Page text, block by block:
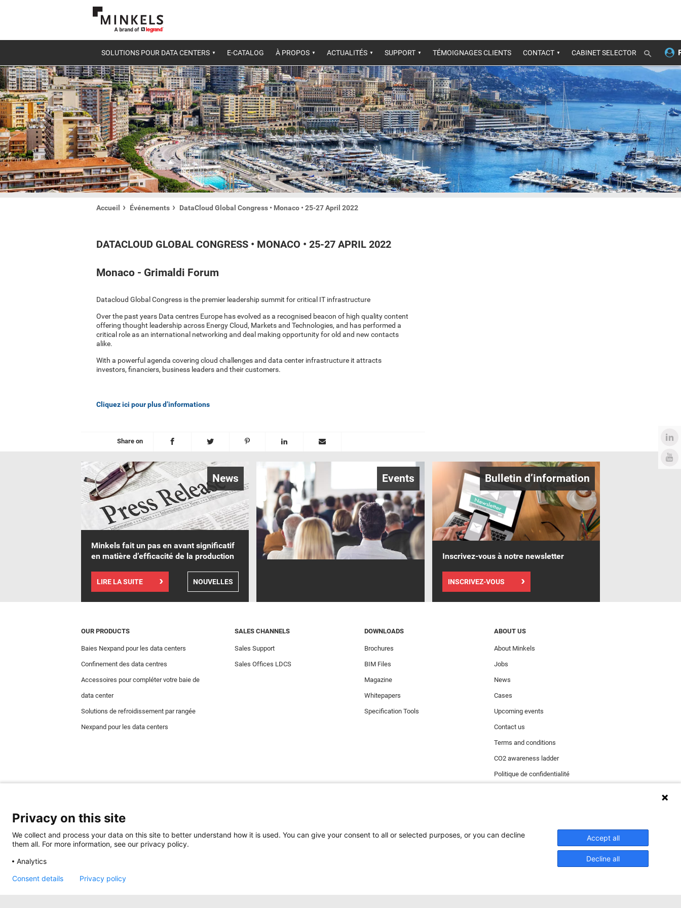
SOLUTIONS POUR DATA CENTERS E-CATALOG À PROPOS ACTUALITÉS SUPPORT TÉMOIGNAGES CLIENTS CONTACT CABINET SELECTOR
Accueil Événements DataCloud Global Congress • Monaco • 25-27 April 2022
DATACLOUD GLOBAL CONGRESS • MONACO • 25-27 APRIL 2022
Monaco - Grimaldi Forum
Datacloud Global Congress is the premier leadership summit for critical IT infrastructure
Over the past years Data centres Europe has evolved as a recognised beacon of high quality content
offering thought leadership across Energy Cloud, Markets and Technologies, and has performed a
critical role as an international networking and deal making opportunity for old and new contacts
alike.
With a powerful agenda covering cloud challenges and data center infrastructure it attracts
investors, financiers, business leaders and their customers.
Cliquez ici pour plus d’informations
Share on
News
Minkels fait un pas en avant significatif
en matière d’efficacité de la production
LIRE LA SUITE NOUVELLES
Events Bulletin d’information
Inscrivez-vous à notre newsletter
INSCRIVEZ-VOUS
OUR PRODUCTS
Baies Nexpand pour les data centers
Confinement des data centres
Accessoires pour compléter votre baie de
data center
Solutions de refroidissement par rangée
Nexpand pour les data centers
SALES CHANNELS
Sales Support
Sales Offices LDCS
DOWNLOADS
Brochures
BIM Files
Magazine
Whitepapers
Specification Tools
ABOUT US
About Minkels
Jobs
News
Cases
Upcoming events
Contact us
Terms and conditions
CO2 awareness ladder
Politique de confidentialité
Minkels utilise des cookies pour s'assurer que vous avez la meilleure expérience possible sur notre site web. Les cookies fonctionnels
assurent le bon fonctionnement du site web et sont toujours utilisés. Minkels utilise également des cookies analytiques, des cookies de
fonctionnels), cliquez
Privacy on this site
We collect and process your data on this site to better understand how it is used. You can give your consent to all or selected purposes, or you can decline
them all. For more information, see our privacy policy.
Analytics
Accept all
Decline all
Consent details Privacy policy